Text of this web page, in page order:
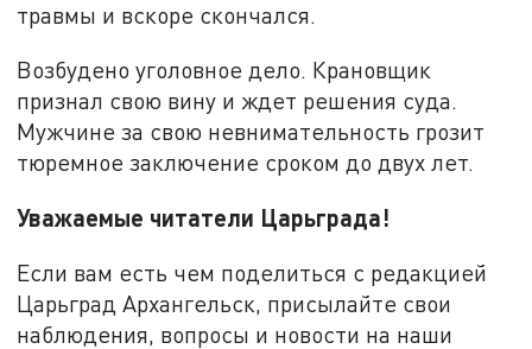
травмы и вскоре скончался.
Возбудено уголовное дело. Крановщик
признал свою вину и ждет решения суда.
Мужчине за свою невнимательность грозит
тюремное заключение сроком до двух лет.
Уважаемые читатели Царьграда!
Если вам есть чем поделиться с редакцией
Царьград Архангельск, присылайте свои
наблюдения, вопросы и новости на наши